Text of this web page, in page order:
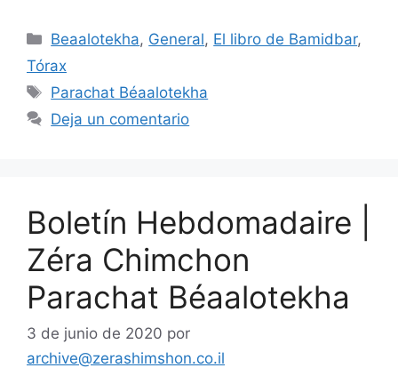
Beaalotekha, General, El libro de Bamidbar,
Tórax
Parachat Béaalotekha
Deja un comentario
Boletín Hebdomadaire |
Zéra Chimchon
Parachat Béaalotekha
3 de junio de 2020 por
archive@zerashimshon.co.il